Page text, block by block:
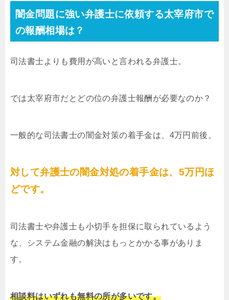
闇金問題に強い弁護士に依頼する太宰府市で
の報酬相場は？
司法書士よりも費用が高いと言われる弁護士。
では太宰府市だとどの位の弁護士報酬が必要なのか？
一般的な司法書士の闇金対策の着手金は、4万円前後。
対して弁護士の闇金対処の着手金は、5万円ほ
どです。
司法書士や弁護士も小切手を担保に取られているよう
な、システム金融の解決はもっとかかる事がありま
す。
相談料はいずれも無料の所が多いです。